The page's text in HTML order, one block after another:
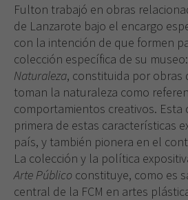
Fulton trabajó en obras
de Lanzarote bajo el encargo
con la intención de que formen
colección específica de su
Naturaleza, constituida por obras
toman la naturaleza como
comportamientos creativos. Esta
primera de estas características
país, y también pionera en el
La colección y la política
Arte Público constituye, como es
central de la FCM en artes